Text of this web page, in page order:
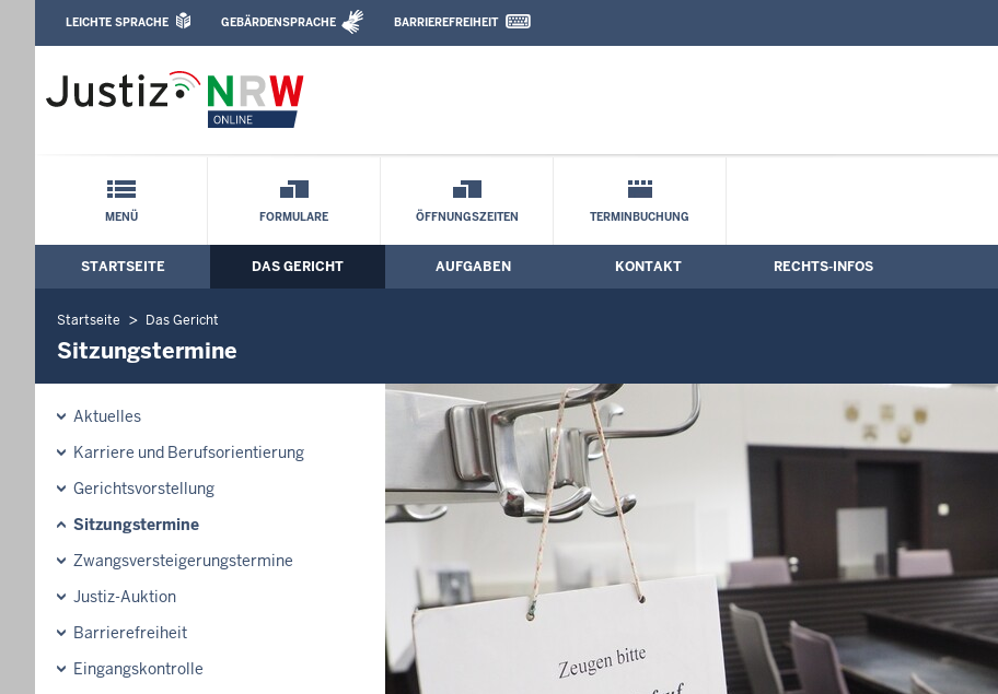
Amtsgericht Paderborn: Sitzungstermine
Leichte Sprache, Gebärdensprachenvideo und Kontaktformular
LEICHTE SPRACHE GEBÄRDENSPRACHE BARRIEREFREIHEIT
Schnellnavigation mit Volltext-Suche
MENÜ FORMULARE ÖFFNUNGSZEITEN TERMINBUCHUNG
Hauptmenü: Hauptnavigation
STARTSEITE DAS GERICHT AUFGABEN KONTAKT RECHTS-INFOS
Startseite Das Gericht
Sitzungstermine
Aktuelles
Karriere und Berufsorientierung
Gerichtsvorstellung
Sitzungstermine
Zwangsversteigerungs­termine
Justiz-Auktion
Barrierefreiheit
Eingangskontrolle